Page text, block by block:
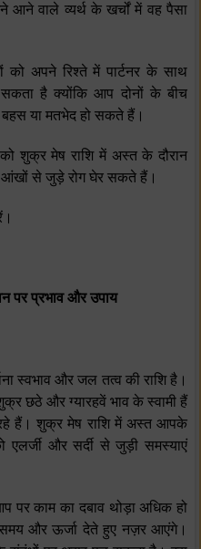
आने वाले व्यर्थ के खर्चों में वह पैसा
अपने रिश्ते में पार्टनर के साथ
है क्योंकि आप दोनों के बीच
या मतभेद हो सकते हैं।
शुक्र मेष राशि में अस्त के दौरान
आंखों से जुड़े रोग घेर सकते हैं।
पर प्रभाव और उपाय
स्वभाव और जल तत्व की राशि है।
छठे और ग्यारहवें भाव के स्वामी हैं
हैं। शुक्र मेष राशि में अस्त आपके
और सर्दी से जुड़ी समस्याएं
पर काम का दबाव थोड़ा अधिक हो
और ऊर्जा देते हुए नज़र आएंगे।